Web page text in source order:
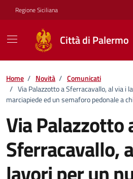
Vai ai contenuti
Vai al footer
Regione Siciliana
Città di Palermo
Home / Novità / Comunicati
/ Via Palazzotto a Sferracavallo, al via i
marciapiede ed un semaforo pedonale a
Via Palazzotto
Sferracavallo,